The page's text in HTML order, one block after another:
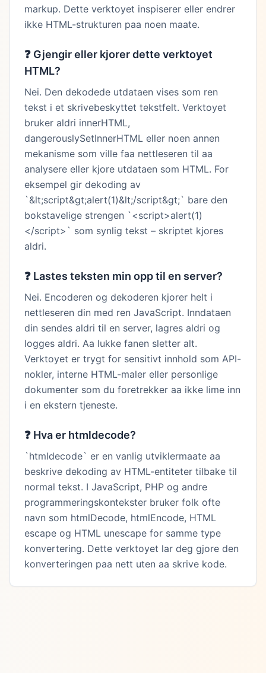
markup. Dette verktoyet inspiserer eller endrer
ikke HTML-strukturen paa noen maate.
❓ Gjengir eller kjorer dette verktoyet
HTML?
Nei. Den dekodede utdataen vises som ren
tekst i et skrivebeskyttet tekstfelt. Verktoyet
bruker aldri innerHTML,
dangerouslySetInnerHTML eller noen annen
mekanisme som ville faa nettleseren til aa
analysere eller kjore utdataen som HTML. For
eksempel gir dekoding av
`&lt;script&gt;alert(1)&lt;/script&gt;` bare den
bokstavelige strengen `<script>alert(1)
</script>` som synlig tekst – skriptet kjores
aldri.
❓ Lastes teksten min opp til en server?
Nei. Encoderen og dekoderen kjorer helt i
nettleseren din med ren JavaScript. Inndataen
din sendes aldri til en server, lagres aldri og
logges aldri. Aa lukke fanen sletter alt.
Verktoyet er trygt for sensitivt innhold som API-
nokler, interne HTML-maler eller personlige
dokumenter som du foretrekker aa ikke lime inn
i en ekstern tjeneste.
❓ Hva er htmldecode?
`htmldecode` er en vanlig utviklermaate aa
beskrive dekoding av HTML-entiteter tilbake til
normal tekst. I JavaScript, PHP og andre
programmeringskontekster bruker folk ofte
navn som htmlDecode, htmlEncode, HTML
escape og HTML unescape for samme type
konvertering. Dette verktoyet lar deg gjore den
konverteringen paa nett uten aa skrive kode.